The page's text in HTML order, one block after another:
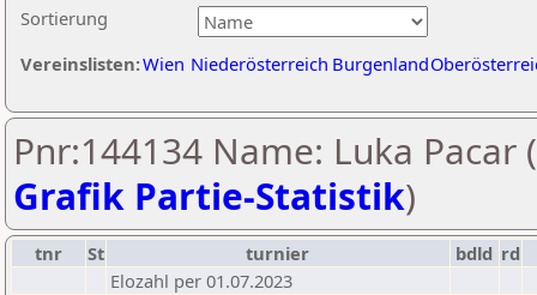
Sortierung
Vereinslisten:Wien Niederösterreich Burgenland
Pnr:144134 Name: Luka Pacar (
Grafik Partie-Statistik)
tnr St turnier bdld rd
Elozahl per 01.07.2023